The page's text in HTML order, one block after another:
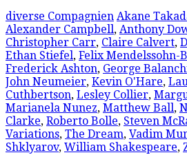
diverse Compagnien Akane
Alexander Campbell, Anthony
Christopher Carr, Claire Calvert,
Ethan Stiefel, Felix Mendelssohn-
Frederick Ashton, George
John Neumeier, Kevin O'Hare,
Cuthbertson, Lesley Collier,
Marianela Nunez, Matthew Ball,
Clarke, Roberto Bolle, Steven
Variations, The Dream, Vadim
Shklyarov, William Shakespeare,